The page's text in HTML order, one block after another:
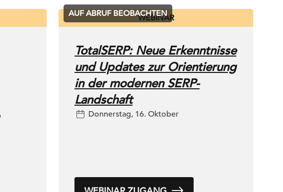
WEBINAR
AUF ABRUF BEOBACHTEN
TotalSERP: Neue Erkenntnisse
und Updates zur Orientierung
in der modernen SERP-
Landschaft
Donnerstag, 16. Oktober